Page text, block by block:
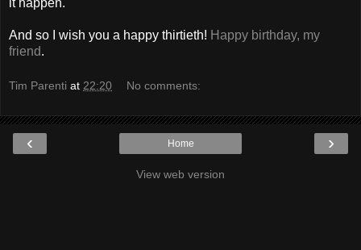
And so I wish you a happy thirtieth! Happy birthday, my
friend.
Tim Parenti at 22:20 No comments:
‹ ›
Home
View web version